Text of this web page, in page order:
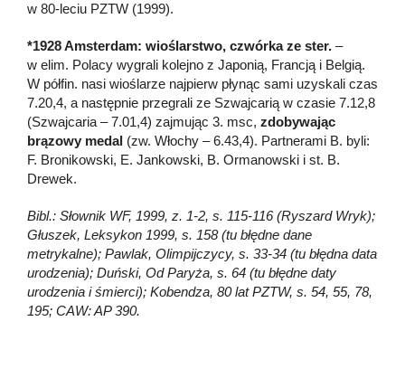
w 80-leciu PZTW (1999).
*1928 Amsterdam: wioślarstwo, czwórka ze ster. –
w elim. Polacy wygrali kolejno z Japonią, Francją i Belgią.
W półfin. nasi wioślarze najpierw płynąc sami uzyskali czas
7.20,4, a następnie przegrali ze Szwajcarią w czasie 7.12,8
(Szwajcaria – 7.01,4) zajmując 3. msc, zdobywając
brązowy medal (zw. Włochy – 6.43,4). Partnerami B. byli:
F. Bronikowski, E. Jankowski, B. Ormanowski i st. B.
Drewek.
Bibl.: Słownik WF, 1999, z. 1-2, s. 115-116 (Ryszard Wryk);
Głuszek, Leksykon 1999, s. 158 (tu błędne dane
metrykalne); Pawlak, Olimpijczycy, s. 33-34 (tu błędna data
urodzenia); Duński, Od Paryża, s. 64 (tu błędne daty
urodzenia i śmierci); Kobendza, 80 lat PZTW, s. 54, 55, 78,
195; CAW: AP 390.